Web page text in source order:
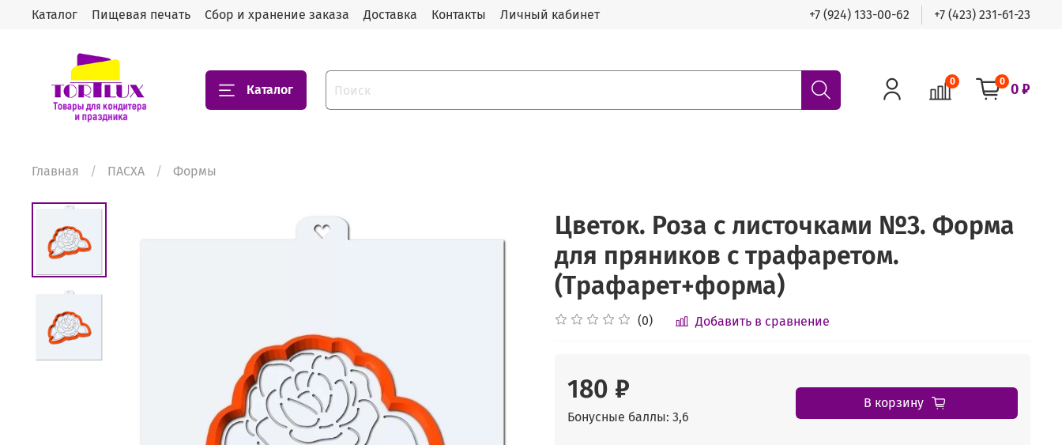
Каталог Пищевая печать Сбор и хранение заказа Доставка Контакты Личный кабинет +7 (924) 133-00-62 +7 (423) 231-61-23
Каталог
0 0 0 ₽
Главная ПАСХА Формы
Цветок. Роза с листочками №3. Форма
для пряников с трафаретом.
(Трафарет+форма)
(0) Добавить в сравнение
180 ₽
Бонусные баллы: 3,6
В корзину